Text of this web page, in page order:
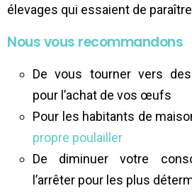
élevages qui essaient de
Nous vous recommandons
De vous tourner vers
pour l’achat de vos œufs
Pour les habitants de
propre poulailler
De diminuer votre
l’arrêter pour les plus